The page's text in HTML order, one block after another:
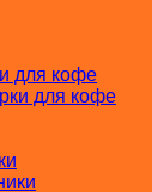
для кофе